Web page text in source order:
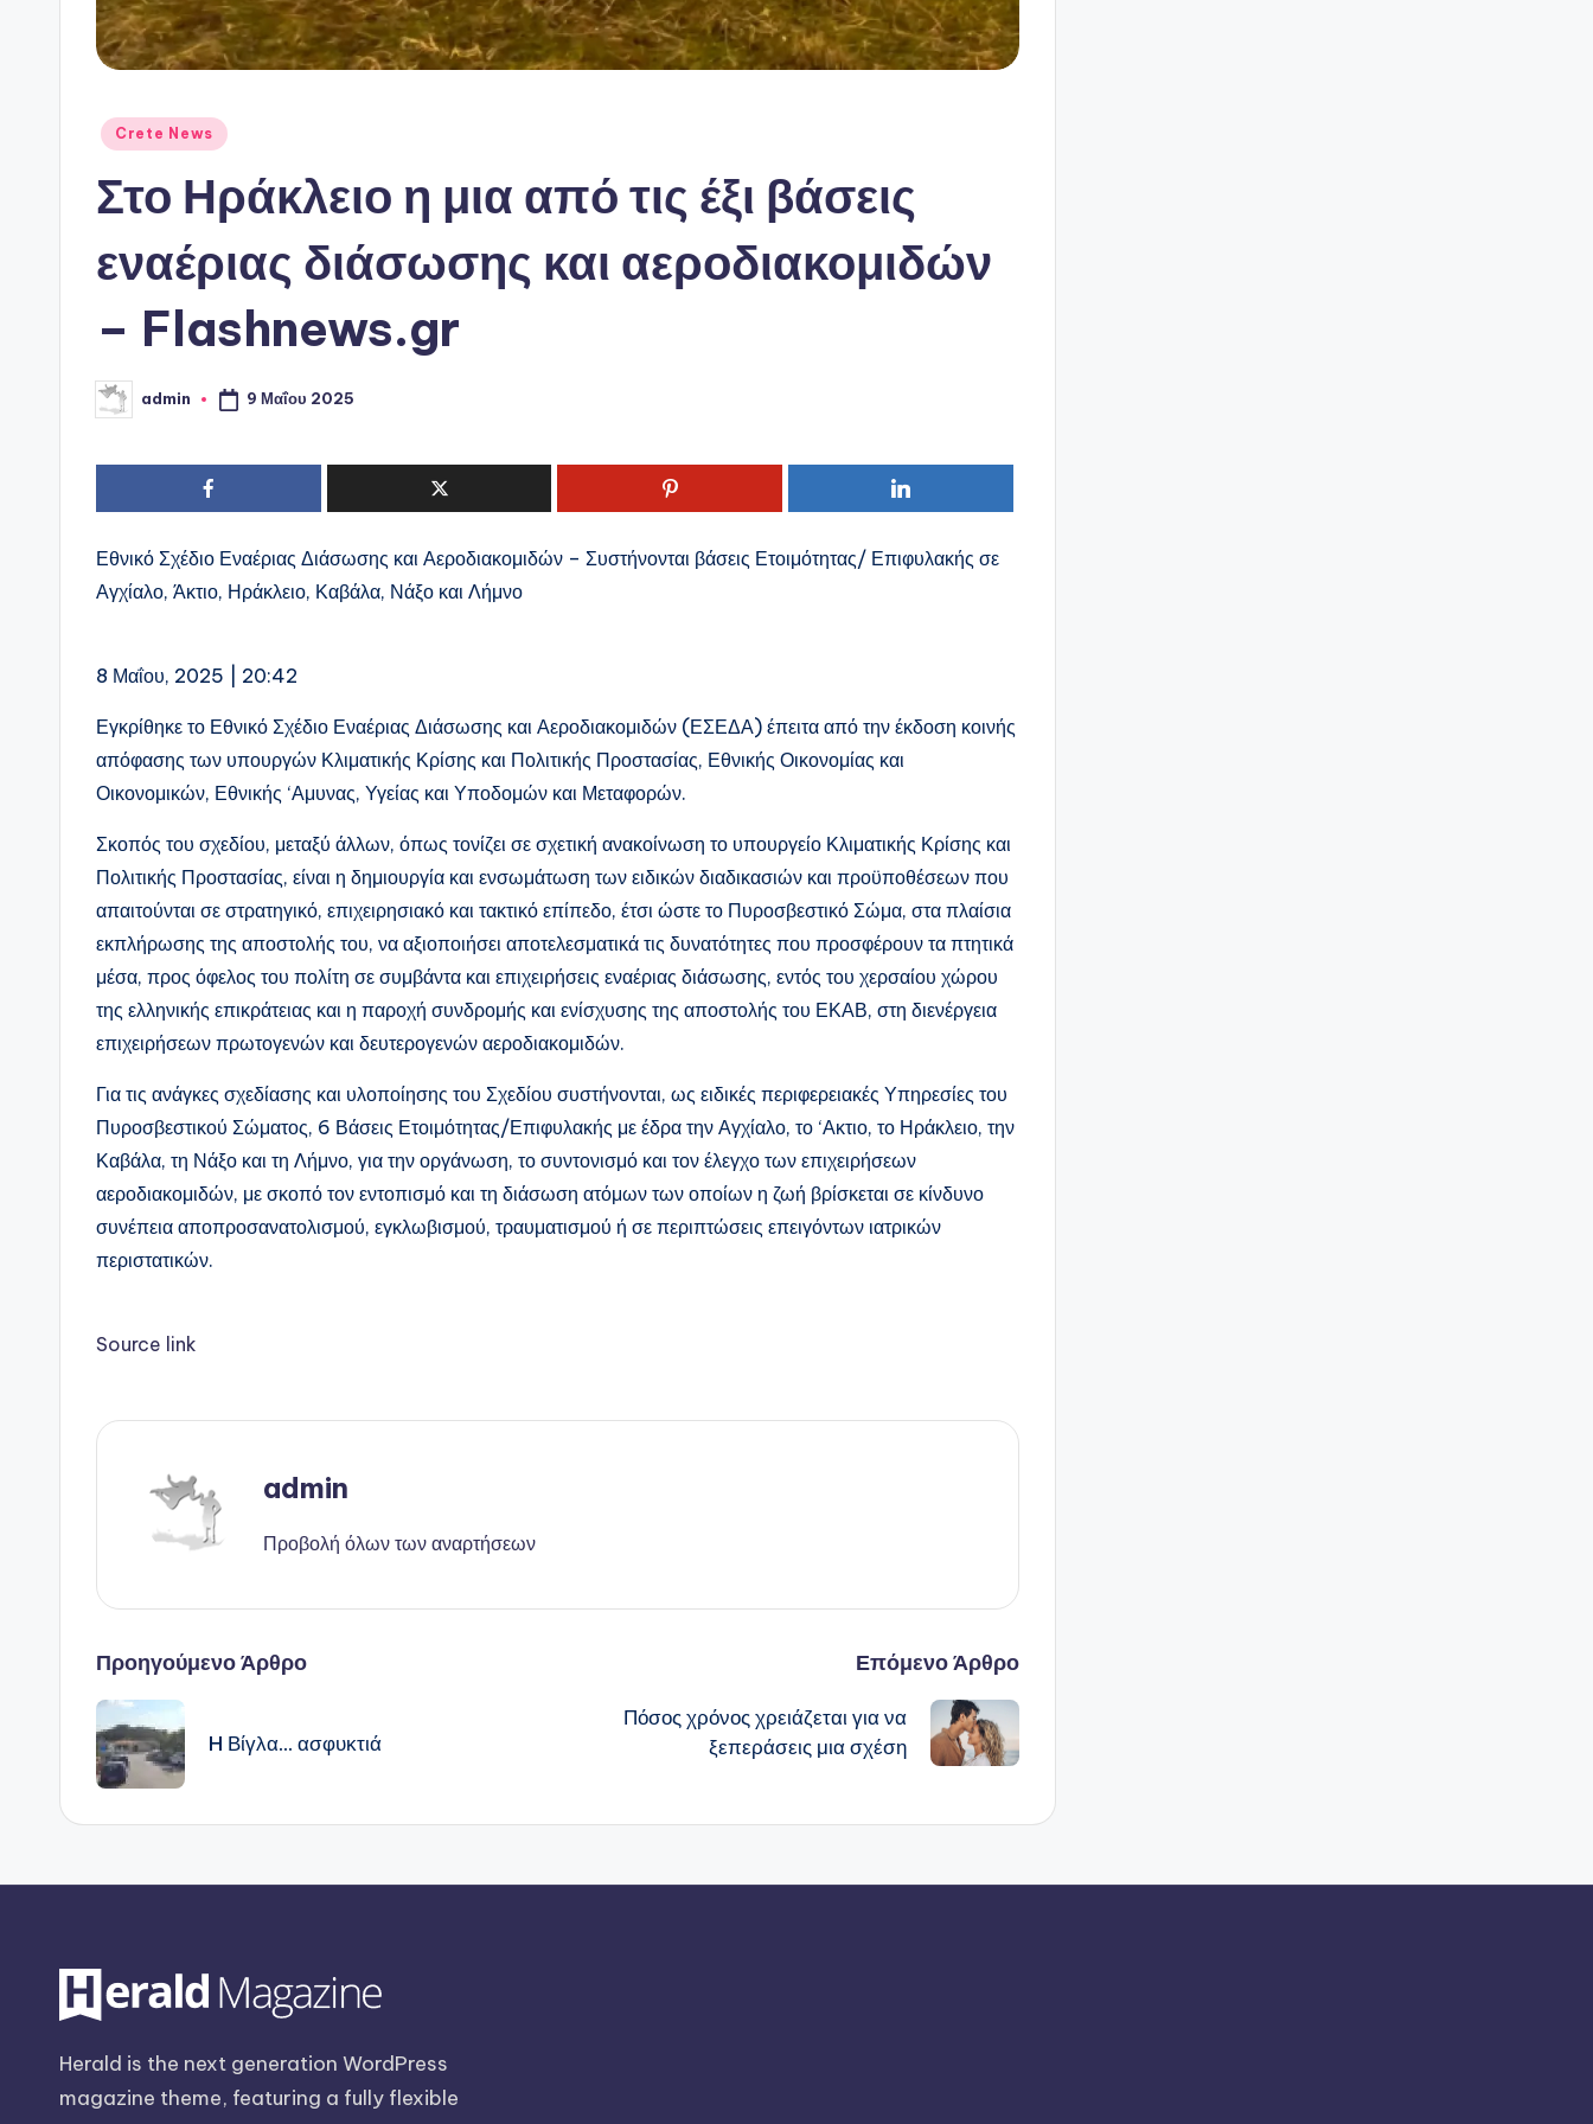
Αναρτήθηκε
Crete News
Στο Ηράκλειο η μια από τις έξι βάσεις
εναέριας διάσωσης και αεροδιακομιδών
– Flashnews.gr
Συγγραφέας:
admin 9 Μαΐου 2025
Εθνικό Σχέδιο Εναέριας Διάσωσης και Αεροδιακομιδών – Συστήνονται βάσεις Ετοιμότητας/ Επιφυλακής σε
Αγχίαλο, Άκτιο, Ηράκλειο, Καβάλα, Νάξο και Λήμνο
8 Μαΐου, 2025 | 20:42
Εγκρίθηκε το Εθνικό Σχέδιο Εναέριας Διάσωσης και Αεροδιακομιδών (ΕΣΕΔΑ) έπειτα από την έκδοση κοινής
απόφασης των υπουργών Κλιματικής Κρίσης και Πολιτικής Προστασίας, Εθνικής Οικονομίας και
Οικονομικών, Εθνικής ‘Αμυνας, Υγείας και Υποδομών και Μεταφορών.
Σκοπός του σχεδίου, μεταξύ άλλων, όπως τονίζει σε σχετική ανακοίνωση το υπουργείο Κλιματικής Κρίσης και
Πολιτικής Προστασίας, είναι η δημιουργία και ενσωμάτωση των ειδικών διαδικασιών και προϋποθέσεων που
απαιτούνται σε στρατηγικό, επιχειρησιακό και τακτικό επίπεδο, έτσι ώστε το Πυροσβεστικό Σώμα, στα πλαίσια
εκπλήρωσης της αποστολής του, να αξιοποιήσει αποτελεσματικά τις δυνατότητες που προσφέρουν τα πτητικά
μέσα, προς όφελος του πολίτη σε συμβάντα και επιχειρήσεις εναέριας διάσωσης, εντός του χερσαίου χώρου
της ελληνικής επικράτειας και η παροχή συνδρομής και ενίσχυσης της αποστολής του ΕΚΑΒ, στη διενέργεια
επιχειρήσεων πρωτογενών και δευτερογενών αεροδιακομιδών.
Για τις ανάγκες σχεδίασης και υλοποίησης του Σχεδίου συστήνονται, ως ειδικές περιφερειακές Υπηρεσίες του
Πυροσβεστικού Σώματος, 6 Βάσεις Ετοιμότητας/Επιφυλακής με έδρα την Αγχίαλο, το ‘Ακτιο, το Ηράκλειο, την
Καβάλα, τη Νάξο και τη Λήμνο, για την οργάνωση, το συντονισμό και τον έλεγχο των επιχειρήσεων
αεροδιακομιδών, με σκοπό τον εντοπισμό και τη διάσωση ατόμων των οποίων η ζωή βρίσκεται σε κίνδυνο
συνέπεια αποπροσανατολισμού, εγκλωβισμού, τραυματισμού ή σε περιπτώσεις επειγόντων ιατρικών
περιστατικών.
Source link
admin
Προβολή όλων των αναρτήσεων
Πλοήγηση
δημοσιεύσεων
Προηγούμενο Άρθρο
H Βίγλα… ασφυκτιά
Επόμενο Άρθρο
Πόσος χρόνος χρειάζεται για να
ξεπεράσεις μια σχέση
Herald is the next generation WordPress
magazine theme, featuring a fully flexible